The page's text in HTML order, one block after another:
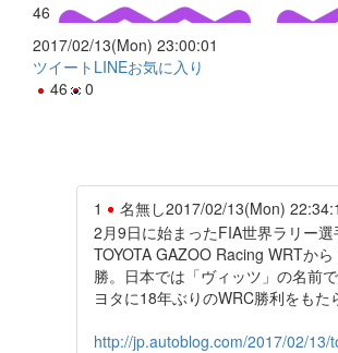
46
2017/02/13(Mon) 23:00:01
ツイート LINEお気に入り
46
0
1 名無し2017/02/13(Mon)
2月9日に始まったFIA世界ラリー
TOYOTA GAZOO Racing WRTか
勝。日本では「ヴィッツ」の名前
ヨタに18年ぶりのWRC勝利をもた
http://jp.autoblog.com/2017/02/13/